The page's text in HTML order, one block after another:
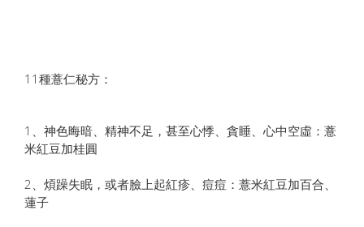
11種薏仁秘方：
1、神色晦暗、精神不足，甚至心悸、貪睡、心中空虛：薏
米紅豆加桂圓
2、煩躁失眠，或者臉上起紅疹、痘痘：薏米紅豆加百合、
蓮子